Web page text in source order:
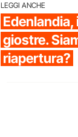
LEGGI ANCHE
Edenlandia,
giostre.
riapertura?